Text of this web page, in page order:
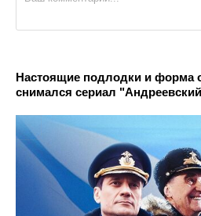
Настоящие подлодки и форма
снимался сериал